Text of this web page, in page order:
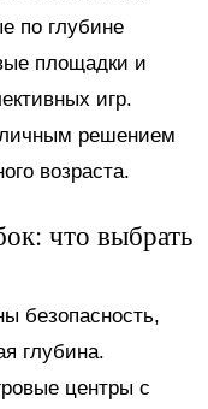
по глубине
площадки и
игр.
решением
возраста.
что выбрать
безопасность,
глубина.
центры с